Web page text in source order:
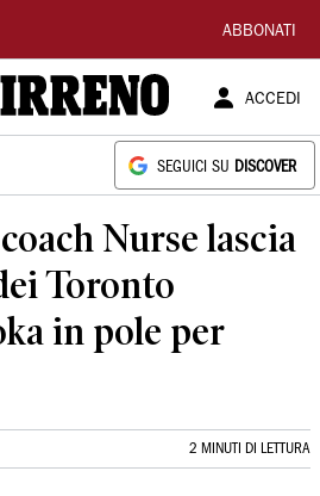
ABBONATI
ACCEDI
SEGUICI SU DISCOVER
Nurse lascia
Toronto
in pole per
2 MINUTI DI LETTURA